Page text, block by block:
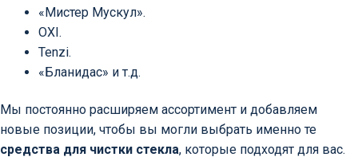
«Мистер Мускул».
OXI.
Tenzi.
«Бланидас» и т.д.
Мы постоянно расширяем ассортимент и добавляем
новые позиции, чтобы вы могли выбрать именно те
средства для чистки стекла, которые подходят для вас.